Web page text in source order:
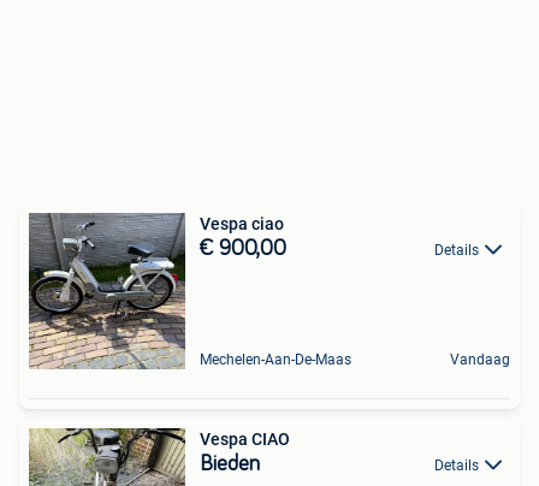
Vespa ciao
€ 900,00 Details
Mechelen-Aan-De-Maas Vandaag
Vespa CIAO
Bieden Details